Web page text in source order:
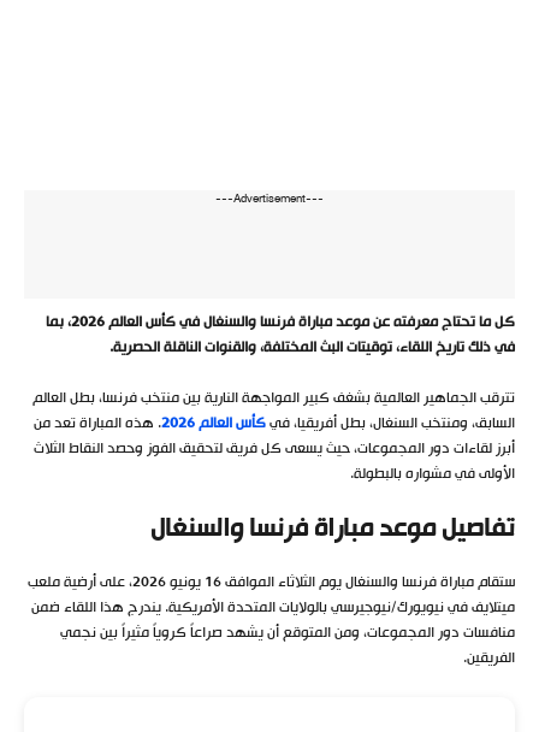
---Advertisement---
كل ما تحتاج معرفته عن موعد مباراة فرنسا والسنغال في كأس العالم 2026، بما
في ذلك تاريخ اللقاء، توقيتات البث المختلفة، والقنوات الناقلة الحصرية.
تترقب الجماهير العالمية بشغف كبير المواجهة النارية بين منتخب فرنسا، بطل العالم
السابق، ومنتخب السنغال، بطل أفريقيا، فيكأس العالم 2026
. هذه المباراة تعد من
أبرز لقاءات دور المجموعات، حيث يسعى كل فريق لتحقيق الفوز وحصد النقاط الثلاث
الأولى في مشواره بالبطولة.
تفاصيل موعد مباراة فرنسا والسنغال
ستقام مباراة فرنسا والسنغال يوم الثلاثاء الموافق 16 يونيو 2026، على أرضية ملعب
ميتلايف في نيويورك/نيوجيرسي بالولايات المتحدة الأمريكية. يندرج هذا اللقاء ضمن
منافسات دور المجموعات، ومن المتوقع أن يشهد صراعاً كروياً مثيراً بين نجمي
الفريقين.